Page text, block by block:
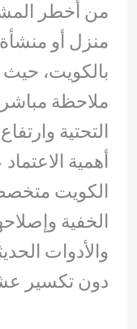
من أخطر
منزل أو
بالكويت، حيث
ملاحظة
التحتية
أهمية
الكويت
الخفية
والأدوات
دون تكسير